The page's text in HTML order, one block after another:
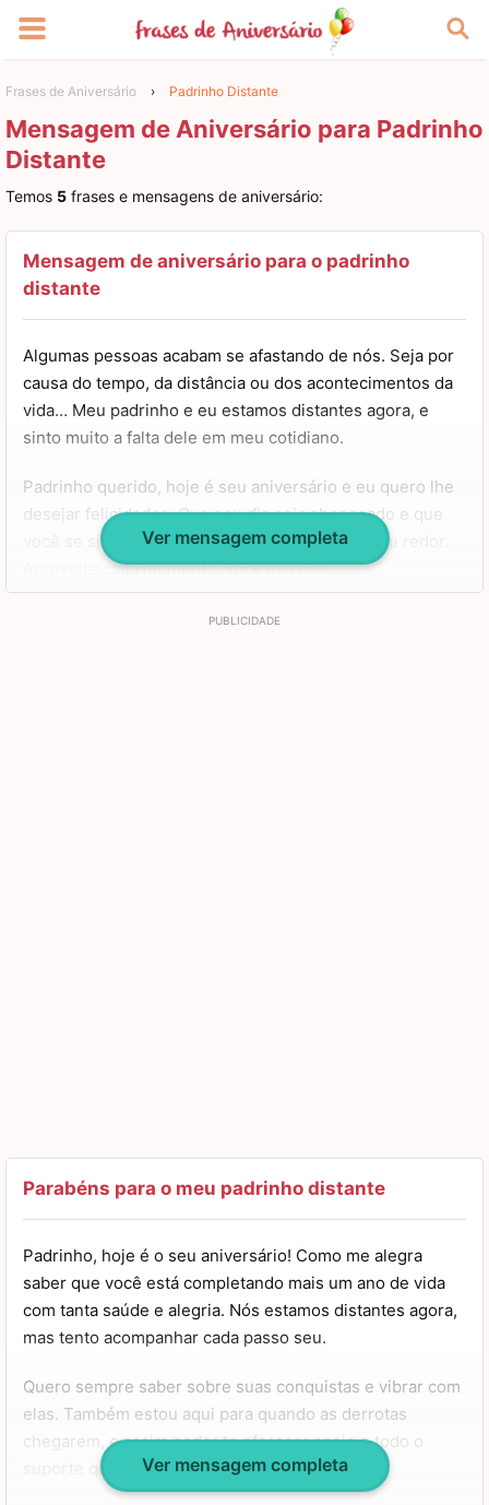
Frases de Aniversário › Padrinho Distante
Mensagem de Aniversário para Padrinho
Distante
Temos 5 frases e mensagens de aniversário:
Mensagem de aniversário para o padrinho
distante
Algumas pessoas acabam se afastando de nós. Seja por
causa do tempo, da distância ou dos acontecimentos da
vida… Meu padrinho e eu estamos distantes agora, e
sinto muito a falta dele em meu cotidiano.
Padrinho querido, hoje é seu aniversário e eu quero lhe
desejar felicidades. Que seu dia seja abençoado e que
você se sinta muito amado pelas pessoas ao seu redor.
Aproveite cada momento, você merece!
Sei que em breve poderemos estar lado a lado outra vez.
Ver mensagem completa
Parabéns para o meu padrinho distante
Padrinho, hoje é o seu aniversário! Como me alegra
saber que você está completando mais um ano de vida
com tanta saúde e alegria. Nós estamos distantes agora,
mas tento acompanhar cada passo seu.
Quero sempre saber sobre suas conquistas e vibrar com
elas. Também estou aqui para quando as derrotas
chegarem, e assim poder te oferecer apoio e todo o
suporte que for preciso.Ver mensagem completa